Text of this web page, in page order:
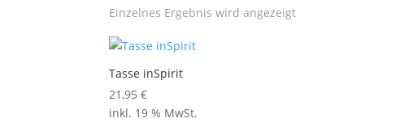
Einzelnes Ergebnis wird angezeigt
Tasse inSpirit
21,95€
inkl. 19 % MwSt.